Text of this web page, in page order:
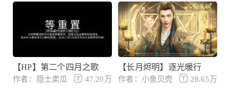
【HP】第二个四月之歌
作者：隐士卖瓜 47.20万
【长月烬明】逐光暖行
作者：小鱼贝壳 28.65万